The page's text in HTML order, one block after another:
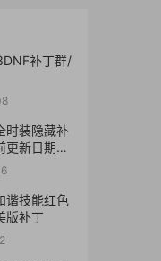
补丁群/
时装隐藏补
更新日期：
谐技能红色
版补丁